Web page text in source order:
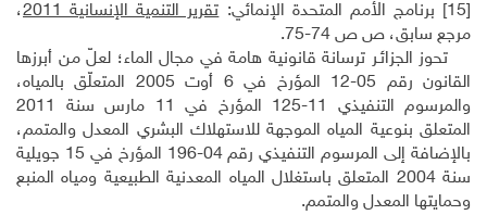
[15] برنامج الأمم المتحدة الإنمائي:تقرير التنمية الإنسانية 2011
،
مرجع سابق، ص ص 74-75.
تحوز الجزائـر ترسانة قانونية هامة في مجال الماء؛ لعلّ من أبرزها
القانون رقم 05-12 المؤرخ في 6 أوت 2005 المتعلّق بالمياه،
والمرسوم التنفيذي 11-125 المؤرخ في 11 مارس سنة 2011
المتعلق بنوعية المياه الموجهة للاستهلاك البشري المعدل والمتمم،
بالإضافة إلى المرسوم التنفيذي رقم 04-196 المؤرخ في 15 جويلية
سنة 2004 المتعلق باستغلال المياه المعدنية الطبيعية ومياه المنبع
وحمايتها المعدل والمتمم.